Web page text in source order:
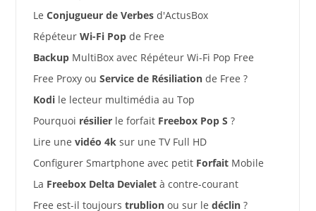
Le Conjugueur de Verbesd'ActusBox
Répéteur Wi-Fi Popde Free
BackupMultiBox avec Répéteur Wi-Fi Pop Free
Free Proxy ou Service de Résiliationde Free ?
Kodile lecteur multimédia au Top
Pourquoi résilierle forfait Freebox Pop S ?
Lire une vidéo 4ksur une TV Full HD
Configurer Smartphone avec petit ForfaitMobile
La Freebox Delta Devialetà contre-courant
Free est-il toujours trublionou sur le déclin?